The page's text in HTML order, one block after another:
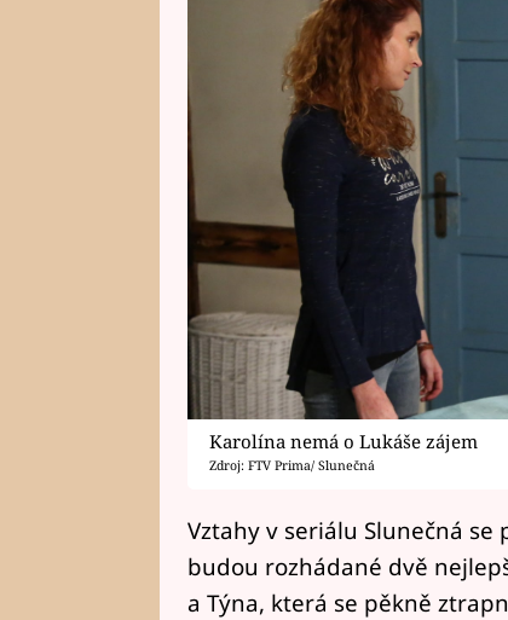
Karolína nemá o Lukáše zájem
Zdroj: FTV Prima/ Slunečná
Vztahy v seriálu Slunečná
budou rozhádané dvě
a Týna, která se pěkně